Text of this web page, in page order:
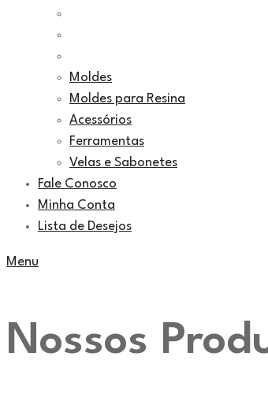
Moldes
Moldes para Resina
Acessórios
Ferramentas
Velas e Sabonetes
Fale Conosco
Minha Conta
Lista de Desejos
Menu
Nossos